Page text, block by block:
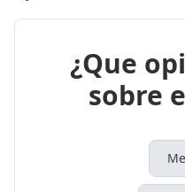
¿Que
sobre